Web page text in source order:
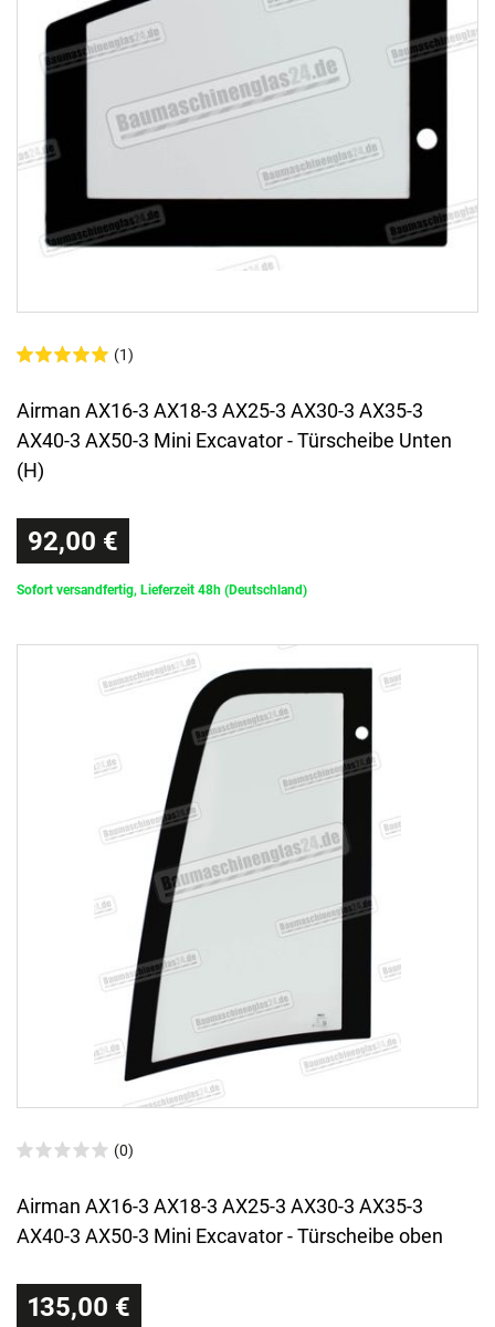
(1)
Airman AX16-3 AX18-3 AX25-3 AX30-3 AX35-3
AX40-3 AX50-3 Mini Excavator - Türscheibe Unten
(H)
92,00 €
Sofort versandfertig, Lieferzeit 48h (Deutschland)
(0)
Airman AX16-3 AX18-3 AX25-3 AX30-3 AX35-3
AX40-3 AX50-3 Mini Excavator - Türscheibe oben
135,00 €